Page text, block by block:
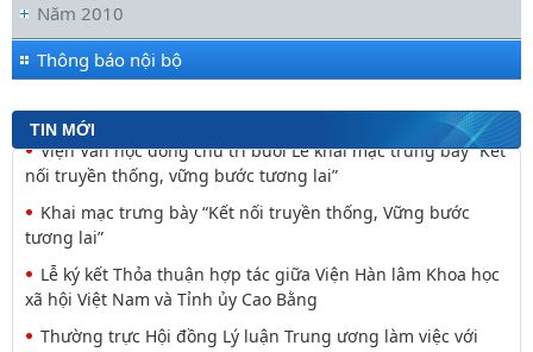
Năm 2010
Thông báo nội bộ
TIN MỚI
Viện Hàn lâm Khoa học xã hội Việt Nam và Học viện Chính
trị và Hành chính quốc gia Lào ký Thỏa
nguyên tắc tâm linh (Một khía cạnh của mã văn hóa
Viện Văn học đồng chủ trì buổi Lễ khai mạc trưng bày “Kết
nối truyền thống, vững bước tương lai”
Khai mạc trưng bày “Kết nối truyền thống, Vững bước
tương lai”
Lễ ký kết Thỏa thuận hợp tác giữa Viện Hàn lâm Khoa học
xã hội Việt Nam và Tỉnh ủy Cao Bằng
Thường trực Hội đồng Lý luận Trung ương làm việc với